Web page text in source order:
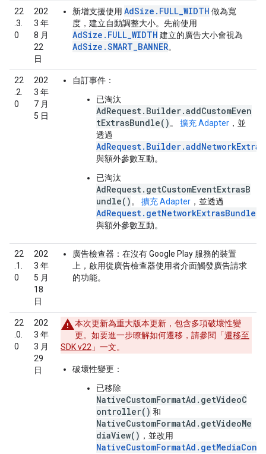
22
.3.
0
202
3 年
8 月
22
日
新增支援使用 AdSize.FULL_WIDTH 做為寬
度，建立自動調整大小。先前使用
AdSize.FULL_WIDTH 建立的廣告大小會視為
AdSize.SMART_BANNER。
22
.2.
0
202
3 年
7 月
5 日
自訂事件：
已淘汰
AdRequest.Builder.addCustomEven
tExtrasBundle() 。 擴充 Adapter ，並
透過
與額外參數互動。
已淘汰
AdRequest.getCustomEventExtrasB
undle() 。 擴充 Adapter ，並透過
AdRequest.getNetworkExtrasBundle()
與額外參數互動。
22
.1.
0
202
3 年
5 月
18
日
廣告檢查器： 在沒有 Google Play 服務的裝置
上，啟用從廣告檢查器使用者介面觸發廣告請求
的功能。
22
.0.
0
202
3 年
3 月
29
日
本次更新為重大版本更新，包含多項破壞性變
更。如要進一步瞭解如何遷移，請參閱「遷移至
SDK v22 」一文。
破壞性變更：
已移除
NativeCustomFormatAd.getVideoC
ontroller() 和
NativeCustomFormatAd.getVideoMe
diaView() ，並改用